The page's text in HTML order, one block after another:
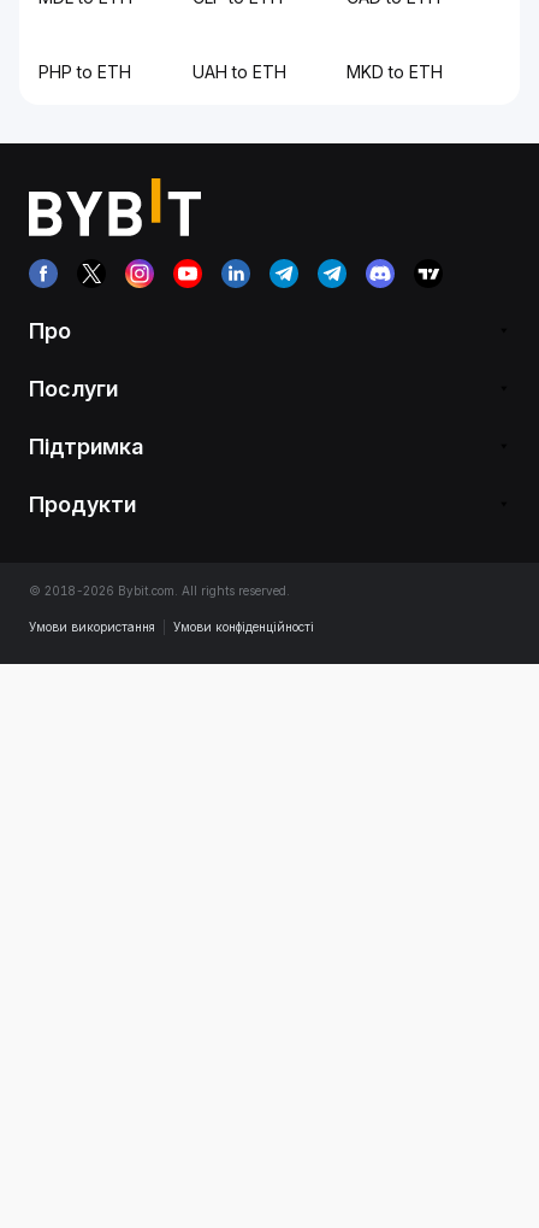
PHP to ETH UAH to ETH MKD to ETH
Про
Послуги
Підтримка
Продукти
© 2018-2026 Bybit.com. All rights reserved.
Умови використання Умови конфіденційності